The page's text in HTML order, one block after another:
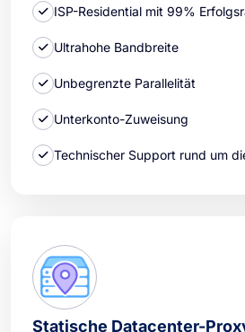
ISP-Residential mit 99%
Ultrahohe Bandbreite
Unbegrenzte Parallelität
Unterkonto-Zuweisung
Technischer Support rund um
Statische Datacenter-